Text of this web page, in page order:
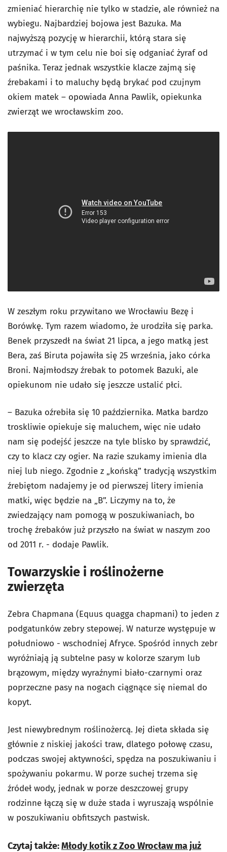
zmieniać hierarchię nie tylko w stadzie, ale również na
wybiegu. Najbardziej bojowa jest Bazuka. Ma
najwyższą pozycję w hierarchii, którą stara się
utrzymać i w tym celu nie boi się odganiać żyraf od
paśnika. Teraz jednak wszystkie klacze zajmą się
źrebakami i to maluchy będą brykać pod czujnym
okiem matek – opowiada Anna Pawlik, opiekunka
zwierząt we wrocławskim zoo.
W zeszłym roku przywitano we Wrocławiu Bezę i
Borówkę. Tym razem wiadomo, że urodziła się parka.
Benek przyszedł na świat 21 lipca, a jego matką jest
Bera, zaś Biruta pojawiła się 25 września, jako córka
Broni. Najmłodszy źrebak to potomek Bazuki, ale
opiekunom nie udało się jeszcze ustalić płci.
– Bazuka oźrebiła się 10 października. Matka bardzo
troskliwie opiekuje się maluchem, więc nie udało
nam się podejść jeszcze na tyle blisko by sprawdzić,
czy to klacz czy ogier. Na razie szukamy imienia dla
niej lub niego. Zgodnie z „końską” tradycją wszystkim
źrebiętom nadajemy je od pierwszej litery imienia
matki, więc będzie na „B”. Liczymy na to, że
zwiedzający nam pomogą w poszukiwaniach, bo
trochę źrebaków już przyszło na świat w naszym zoo
od 2011 r. - dodaje Pawlik.
Towarzyskie i roślinożerne
zwierzęta
Zebra Chapmana (Equus quagga chapmani) to jeden z
podgatunków zebry stepowej. W naturze występuje w
południowo - wschodniej Afryce. Spośród innych zebr
wyróżniają ją subtelne pasy w kolorze szarym lub
brązowym, między wyraźnymi biało-czarnymi oraz
poprzeczne pasy na nogach ciągnące się niemal do
kopyt.
Jest niewybrednym roślinożercą. Jej dieta składa się
głównie z niskiej jakości traw, dlatego połowę czasu,
podczas swojej aktywności, spędza na poszukiwaniu i
spożywaniu pokarmu. W porze suchej trzema się
źródeł wody, jednak w porze deszczowej grupy
rodzinne łączą się w duże stada i wyruszają wspólnie
w poszukiwaniu obfitszych pastwisk.
Czytaj także:Młody kotik z Zoo Wrocław ma już